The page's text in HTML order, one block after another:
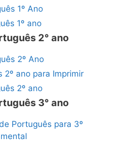
1º Ano
1º ano
2° ano
2º Ano
ano para Imprimir
2º ano
3° ano
Português para 3º